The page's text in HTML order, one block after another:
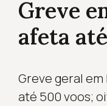
Greve
afeta
Greve geral
até 500 voos;